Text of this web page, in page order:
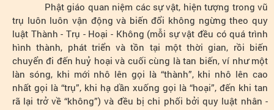
Phật giáo quan niệm các sự vật, hiện tượng trong vũ
trụ luôn luôn vận động và biến đổi không ngừng theo quy
luật Thành - Trụ - Hoại - Không (mỗi sự vật đều có quá trình
hình thành, phát triển và tồn tại một thời gian, rồi biến
chuyển đi đến huỷ hoại và cuối cùng là tan biến, ví như một
làn sóng, khi mới nhô lên gọi là “thành”, khi nhô lên cao
nhất gọi là “trụ”, khi hạ dần xuống gọi là “hoại”, đến khi tan
rã lại trở về “không”) và đều bị chi phối bởi quy luật nhân -